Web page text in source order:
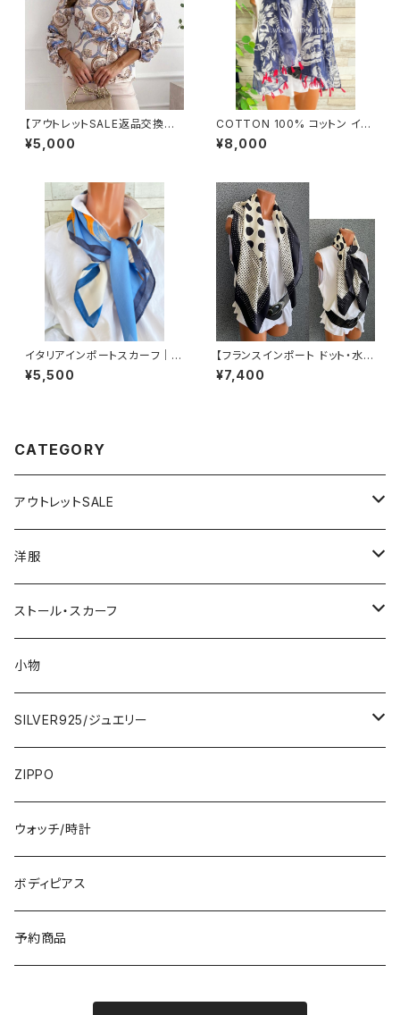
【アウトレットSALE返品交換不
可8/20まで】イタリア製トップス
｜Made in ITALY｜ヨーロピ
¥5,000
COTTON 100% コットン イン
ポート大判ストール ｜ロングス
トール・心地よい肌触りのスカー
¥8,000
イタリアインポートスカーフ｜小
さめスカーフ ツヤスカーフ・SIL
K風 バッグスカーフ/ブルー系フ
¥5,500
【フランスインポート ドット・水玉
大判スカーフ】90cmスクエア
スカーフ/ホワイト＆ブラックMIX
¥7,400
CATEGORY
アウトレットSALE
1000円
2000円
3000円
5000円
7000円
洋服
インポートワンピース
ロング・マキシ
ひざ・ミディ
トップス・カーディガン・アウター
カーディガン
イタリア製ジャケット
スカート・パンツ
ストール・スカーフ
大判ストール・ロングスカーフ
小さめスカーフ
コットンストール・スカーフ
冬物・マフラー
小物
SILVER925/ジュエリー
指輪・リング
ネックレス・ペンダントトップ
ピアス・イヤリング
ブレスレット・バングル
ZIPPO
ウォッチ/時計
ボディピアス
予約商品